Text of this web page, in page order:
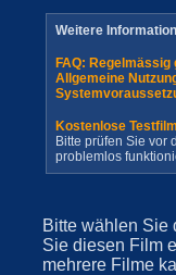
Weitere
FAQ:
Allgemeine
Kostenlose
Bitte prüfen Sie vor
problemlos
Bitte wählen Sie
Sie diesen Film
mehrere Filme